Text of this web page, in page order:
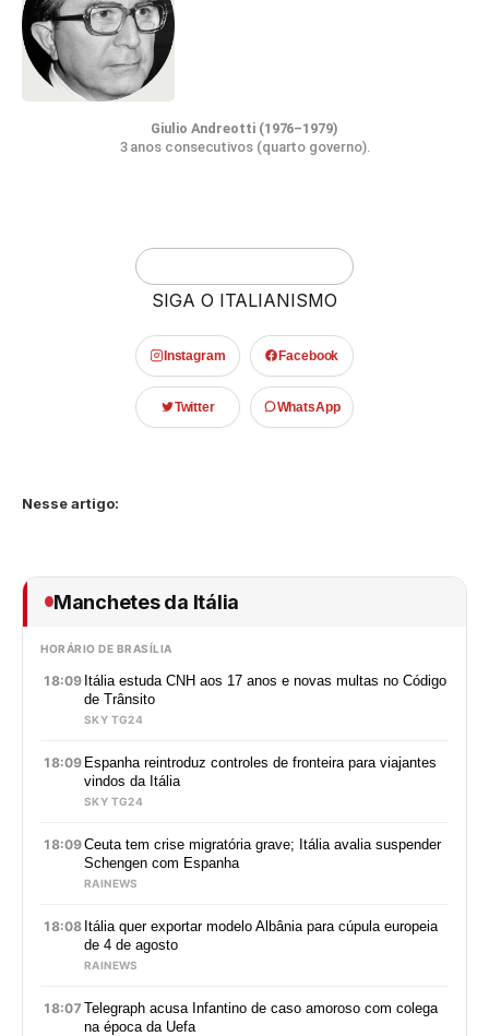
Giulio Andreotti (1976–1979)
3 anos consecutivos (quarto governo).
SIGA O ITALIANISMO
Instagram Facebook
Twitter WhatsApp
Nesse artigo:
Manchetes da Itália
HORÁRIO DE BRASÍLIA
18:09 Itália estuda CNH aos 17 anos e novas multas no Código
de Trânsito
SKY TG24
18:09 Espanha reintroduz controles de fronteira para viajantes
vindos da Itália
SKY TG24
18:09Ceuta tem crise migratória grave; Itália avalia suspender
Schengen com Espanha
RAINEWS
18:08 Itália quer exportar modelo Albânia para cúpula europeia
de 4 de agosto
RAINEWS
18:07 Telegraph acusa Infantino de caso amoroso com colega
na época da Uefa